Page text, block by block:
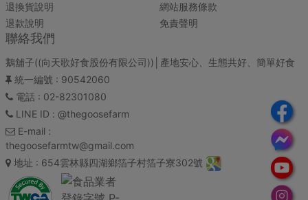
退換貨說明
退款說明
網站服務條款
免責聲明
聯絡我們
鵝舖子((向天歌好食股份有限公司))│產地安心、生態共好、簡單好食
統一編號 : 90542060
電話: 02-82301080
LINE ID : @thegoosefarm
E-mail :
thegoosefarmtw@gmail.com
地址 : 654雲林縣四湖鄉箔子村箔子寮302號